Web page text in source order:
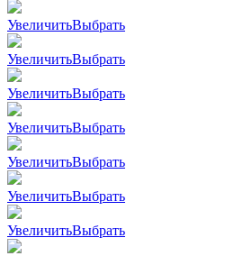
УвеличитьВыбрать
УвеличитьВыбрать
УвеличитьВыбрать
УвеличитьВыбрать
УвеличитьВыбрать
УвеличитьВыбрать
УвеличитьВыбрать